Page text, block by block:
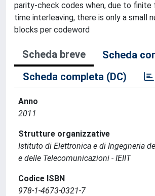
parity-check codes when, due to finite
time interleaving, there is only a small
blocks per codeword
Scheda breve
Scheda
Scheda completa (DC)
Anno
2011
Strutture organizzative
Istituto di Elettronica e di Ingegneria
e delle Telecomunicazioni - IEIIT
Codice ISBN
978-1-4673-0321-7